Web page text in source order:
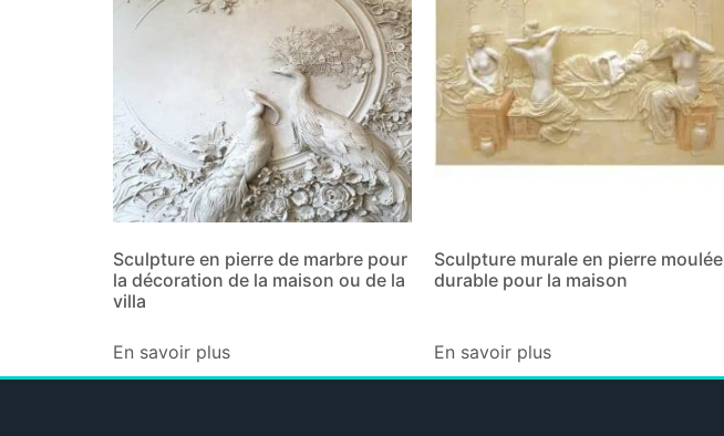
Sculpture en pierre de marbre pour
la décoration de la maison ou de la
villa
En savoir plus
Sculpture murale en pierre moulée
durable pour la maison
En savoir plus